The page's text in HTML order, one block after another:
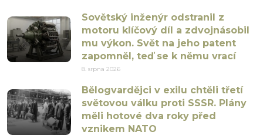
Sovětský inženýr odstranil z
motoru klíčový díl a zdvojnásobil
mu výkon. Svět na jeho patent
zapomněl, teď se k němu vrací
8. srpna 2026
Bělogvardějci v exilu chtěli třetí
světovou válku proti SSSR. Plány
měli hotové dva roky před
vznikem NATO